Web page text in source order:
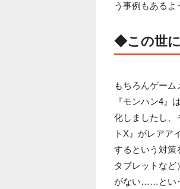
う事例もあるよ
◆この世
もちろんゲー
『モンハン4』
化しましたし、
トX』がレアア
するという対策
タブレットなど
がない……とい